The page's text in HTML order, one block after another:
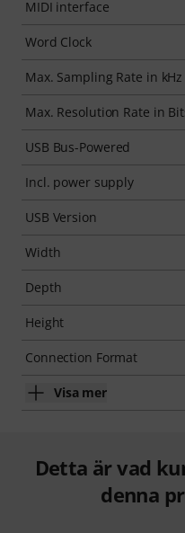
MIDI interface
Word Clock
Max. Sampling Rate in kHz
Max. Resolution Rate in
USB Bus-Powered
Incl. power supply
USB Version
Width
Depth
Height
Connection Format
Visa mer
Detta är vad
denna